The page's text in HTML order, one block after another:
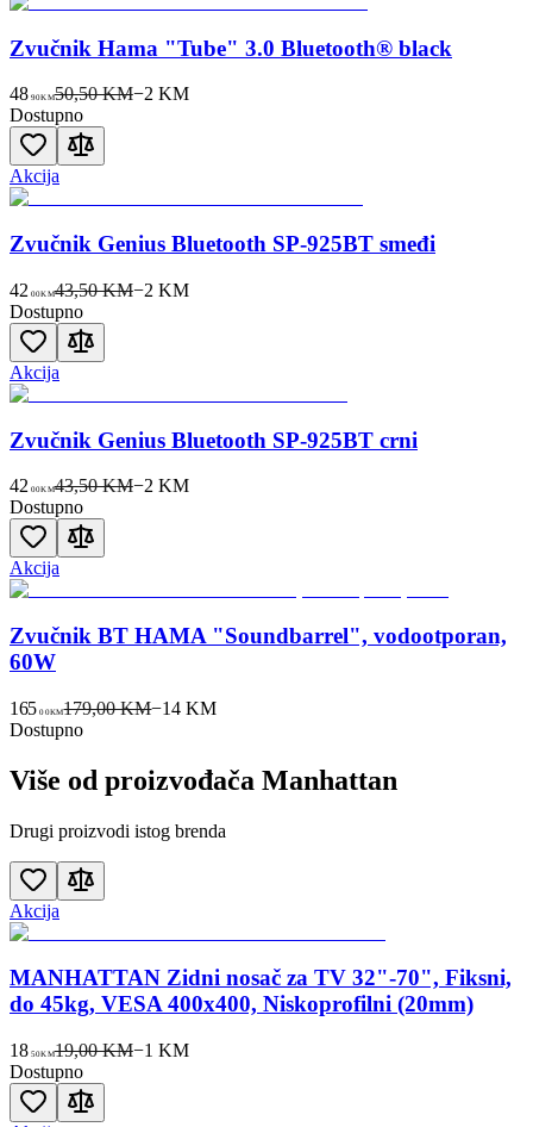
Zvučnik Hama "Tube" 3.0 Bluetooth® black
48 90KM50,50 KM−2 KM
Dostupno
Akcija
Zvučnik Genius Bluetooth SP-925BT smeđi
42 00KM43,50 KM−2 KM
Dostupno
Akcija
Zvučnik Genius Bluetooth SP-925BT crni
42 00KM43,50 KM−2 KM
Dostupno
Akcija
Zvučnik BT HAMA "Soundbarrel", vodootporan,
60W
165 00KM179,00 KM−14 KM
Dostupno
Više od proizvođača Manhattan
Drugi proizvodi istog brenda
Akcija
MANHATTAN Zidni nosač za TV 32"-70", Fiksni,
do 45kg, VESA 400x400, Niskoprofilni (20mm)
18 50KM19,00 KM−1 KM
Dostupno